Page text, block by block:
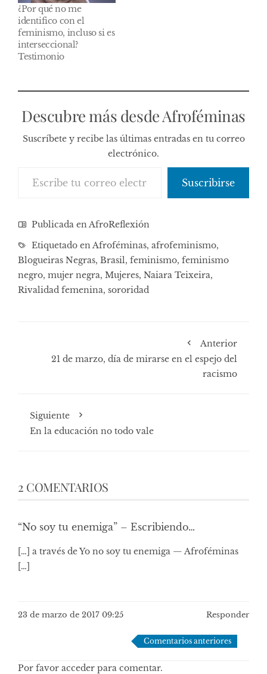
¿Por qué no me
identifico con el
feminismo, incluso si es
interseccional?
Testimonio
Descubre más desde Afroféminas
Suscríbete y recibe las últimas entradas en tu correo
electrónico.
Suscribirse
Publicada enAfroReflexión
Etiquetado enAfroféminas, afrofeminismo,
Blogueiras Negras, Brasil, feminismo, feminismo
negro, mujer negra, Mujeres, Naiara Teixeira,
Rivalidad femenina, sororidad
Anterior
21 de marzo, día de mirarse en el espejo del
racismo
Siguiente
En la educación no todo vale
2 COMENTARIOS
“No soy tu enemiga” – Escribiendo…
[…] a través de Yo no soy tu enemiga — Afroféminas
[…]
23 de marzo de 2017 09:25 Responder
Comentarios anteriores
Por favor acceder para comentar.